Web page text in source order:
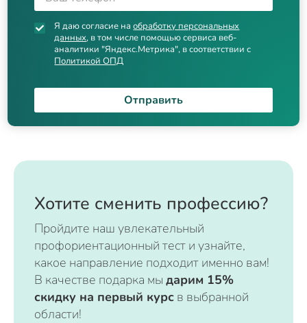
Я даю согласие наобработку персональных
данных, в том числе помощью сервиса веб-
аналитики "Яндекс.Метрика", в соответствии с
Политикой ОПД
Отправить
Хотите сменить профессию?
Пройдите наш увлекательный
профориентационный тест и узнайте,
какое направление подходит именно вам!
В качестве подарка мы дарим 15%
скидку на первый курс в выбранной
области!